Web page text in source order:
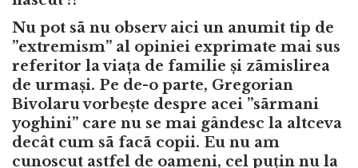
Nu pot sã nu observ aici un anumit tip de
”extremism” al opiniei exprimate mai sus
referitor la viața de familie și zãmislirea
de urmași. Pe de-o parte, Gregorian
Bivolaru vorbește despre acei ”sãrmani
yoghini” care nu se mai gândesc la altceva
decât cum sã facã copii. Eu nu am
cunoscut astfel de oameni, cel puțin nu la